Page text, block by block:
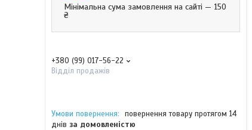
Мінімальна сума замовлення на сайті — 150
₴
+380 (99) 017-56-22
Відділ продажів
повернення товару протягом 14
днів за домовленістю